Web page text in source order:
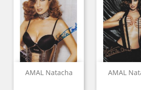
AMAL Natacha AMAL